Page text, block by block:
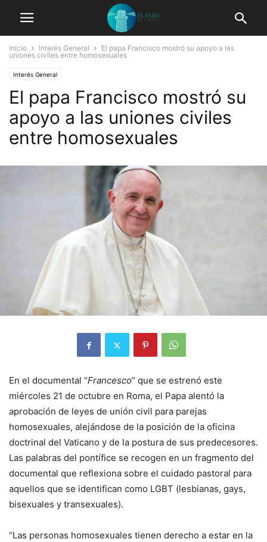
Inicio Interés General
El papa Francisco mostró su apoyo a las
uniones civiles entre homosexuales
Interés General
El papa Francisco mostró su
apoyo a las uniones civiles
entre homosexuales
En el documental “Francesco” que se estrenó este
miércoles 21 de octubre en Roma, el Papa alentó la
aprobación de leyes de unión civil para parejas
homosexuales, alejándose de la posición de la oficina
doctrinal del Vaticano y de la postura de sus predecesores.
Las palabras del pontífice se recogen en un fragmento del
documental que reflexiona sobre el cuidado pastoral para
aquellos que se identifican como LGBT (lesbianas, gays,
bisexuales y transexuales).
“Las personas homosexuales tienen derecho a estar en la